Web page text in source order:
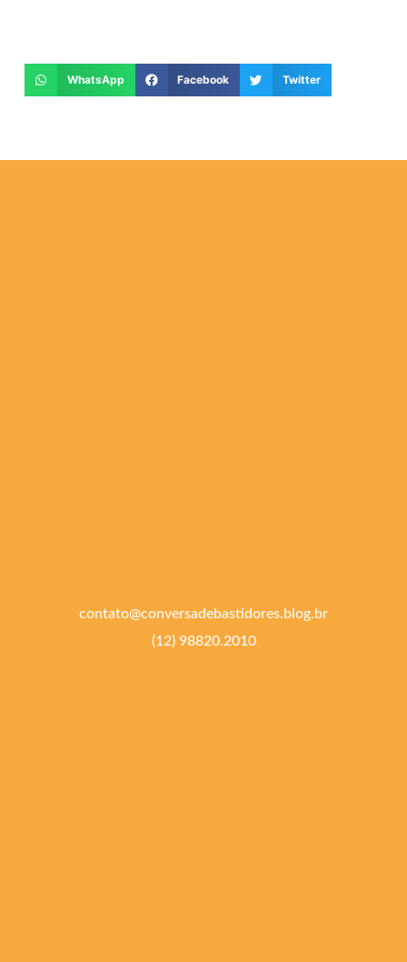
WhatsApp Facebook Twitter
contato@conversadebastidores.blog.br
(12) 98820.2010